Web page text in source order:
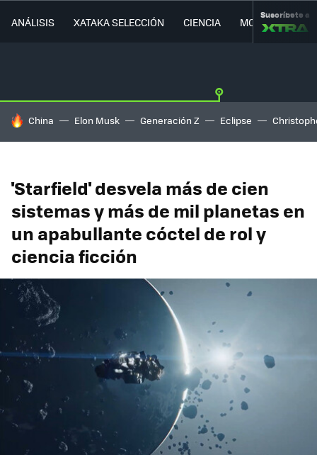
ANÁLISIS XATAKA SELECCIÓN CIENCIA MOVILIDAD
Suscríbete a
HOY SE HABLA DE
China Elon Musk Generación Z Eclipse
'Starfield' desvela más de cien
sistemas y más de mil planetas en
un apabullante cóctel de rol y
ciencia ficción